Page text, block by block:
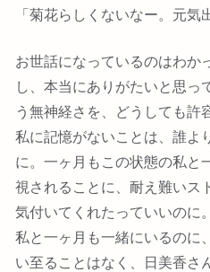
「菊花らしくないなー。元気
お世話になっているのはわか
し、本当にありがたいと思っ
う無神経さを、どうしても許
私に記憶がないことは、誰よ
に。一ヶ月もこの状態の私と
視されることに、耐え難いス
気付いてくれたっていいのに。
私と一ヶ月も一緒にいるのに
い至ることはなく、日美香さ